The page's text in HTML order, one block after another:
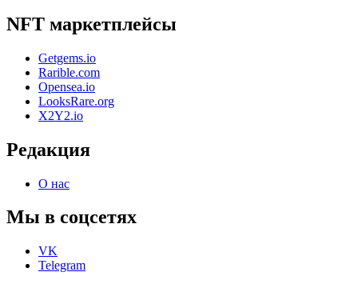
NFT маркетплейсы
Getgems.io
Rarible.com
Opensea.io
LooksRare.org
X2Y2.io
Редакция
О нас
Мы в соцсетях
VK
Telegram